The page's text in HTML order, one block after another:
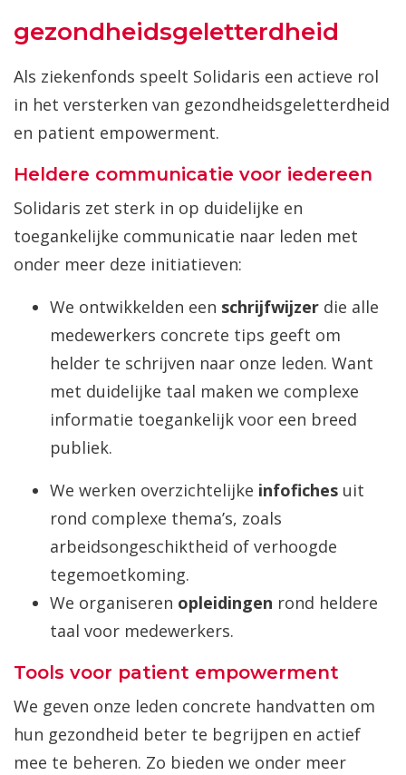
gezondheidsgeletterdheid
Als ziekenfonds speelt Solidaris een actieve rol
in het versterken van gezondheidsgeletterdheid
en patient empowerment.
Heldere communicatie voor iedereen
Solidaris zet sterk in op duidelijke en
toegankelijke communicatie naar leden met
onder meer deze initiatieven:
We ontwikkelden een schrijfwijzer die alle
medewerkers concrete tips geeft om
helder te schrijven naar onze leden. Want
met duidelijke taal maken we complexe
informatie toegankelijk voor een breed
publiek.
We werken overzichtelijke infofiches uit
rond complexe thema’s, zoals
arbeidsongeschiktheid of verhoogde
tegemoetkoming.
We organiseren opleidingen rond heldere
taal voor medewerkers.
Tools voor patient empowerment
We geven onze leden concrete handvatten om
hun gezondheid beter te begrijpen en actief
mee te beheren. Zo bieden we onder meer